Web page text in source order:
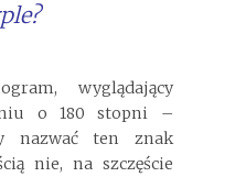
wyglądający
o 180 stopni –
nazwać ten znak
nie, na szczęście